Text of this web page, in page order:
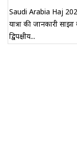
Saudi Arabia Haj
यात्रा की जानकारी
द्विपक्षीय...